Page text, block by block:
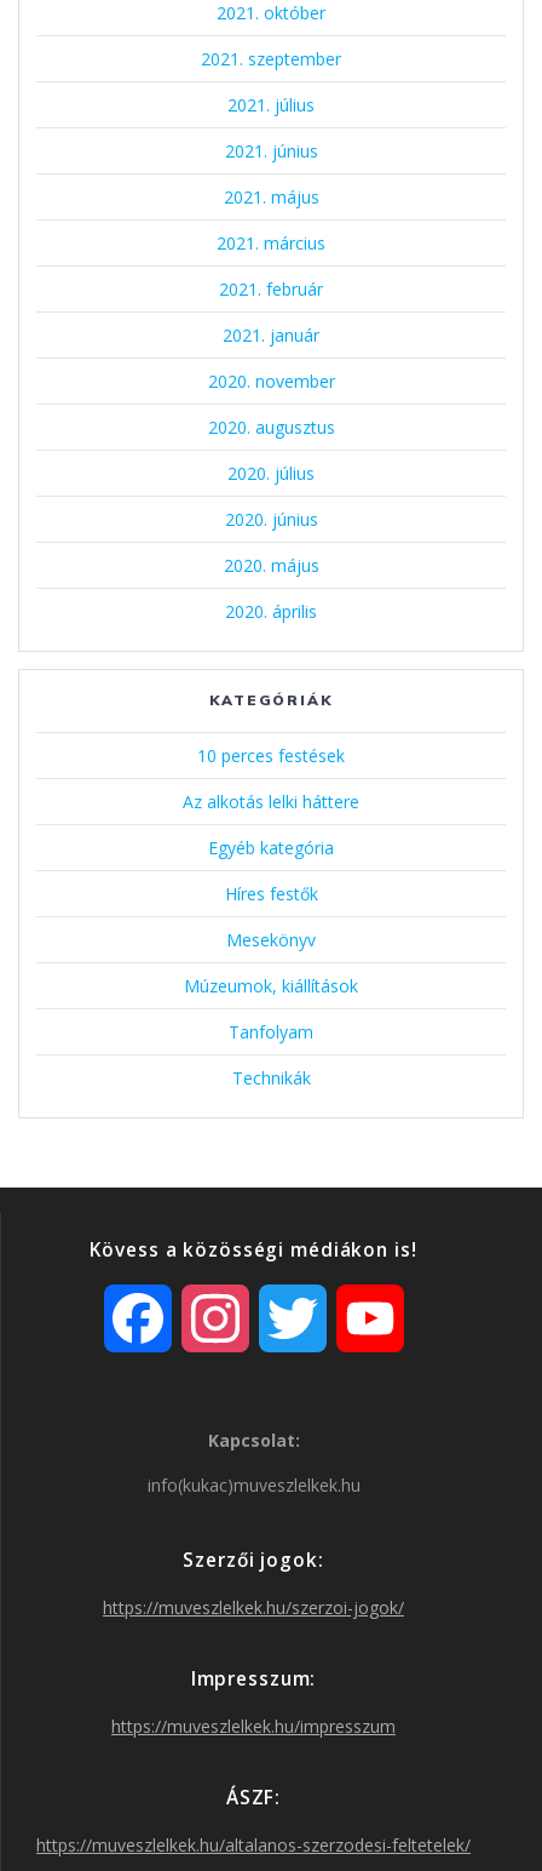
2021. október
2021. szeptember
2021. július
2021. június
2021. május
2021. március
2021. február
2021. január
2020. november
2020. augusztus
2020. július
2020. június
2020. május
2020. április
KATEGÓRIÁK
10 perces festések
Az alkotás lelki háttere
Egyéb kategória
Híres festők
Mesekönyv
Múzeumok, kiállítások
Tanfolyam
Technikák
Kövess a közösségi médiákon is!
o
s
r
a
m
r
Kapcsolat:
info(kukac)muveszlelkek.hu
Szerzői jogok:
https://muveszlelkek.hu/szerzoi-jogok/
Impresszum:
https://muveszlelkek.hu/impresszum
ÁSZF:
https://muveszlelkek.hu/altalanos-szerzodesi-feltetelek/